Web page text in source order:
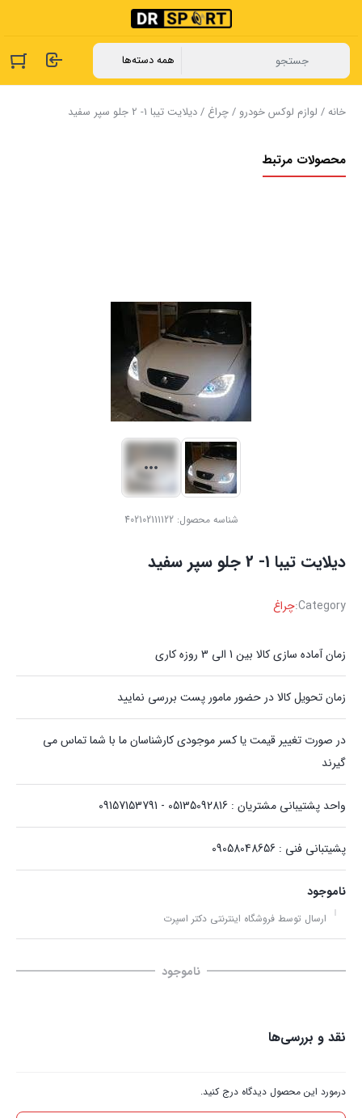
خانه/ لوازم لوکس خودرو /چراغ / دیلایت ‏تیبا ‏1- ‏2 جلو سپر سفید
محصولات مرتبط
شناسه محصول:402102111122
دیلایت ‏تیبا ‏1- ‏2 جلو سپر سفید
Category:چراغ
زمان آماده سازی کالا بین 1 الی 3 روزه کاری
زمان تحویل کالا در حضور مامور پست بررسی نمایید
در صورت تغییر قیمت یا کسر موجودی کارشناسان ما با شما تماس می
گیرند
واحد پشتیبانی مشتریان : 05135092816 - 09157153791
پشیتبانی فنی : 09058048656
ناموجود
ارسال توسط فروشگاه اینترنتی دکتر اسپرت
ناموجود
نقد و بررسی‌ها
درمورد این محصول دیدگاه درج کنید.